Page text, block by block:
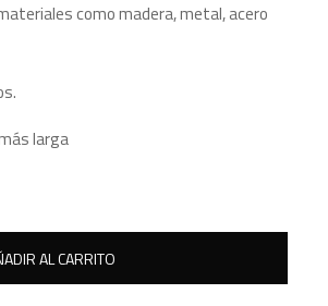
como madera, metal, acero
larga
AL CARRITO